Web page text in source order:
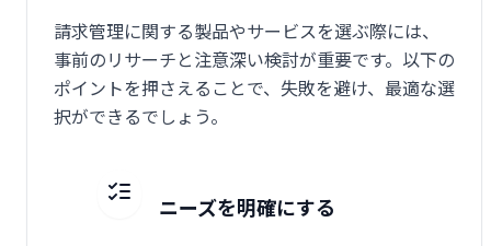
請求管理に関する製品やサービスを選ぶ際には、
事前のリサーチと注意深い検討が重要です。以下の
ポイントを押さえることで、失敗を避け、最適な選
択ができるでしょう。
ニーズを明確にする